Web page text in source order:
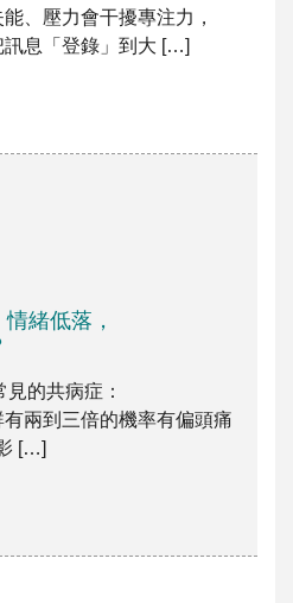
、壓力會干擾專注力，
息「登錄」到大 […]
緒低落，
的共病症：
兩到三倍的機率有偏頭痛，
[…]